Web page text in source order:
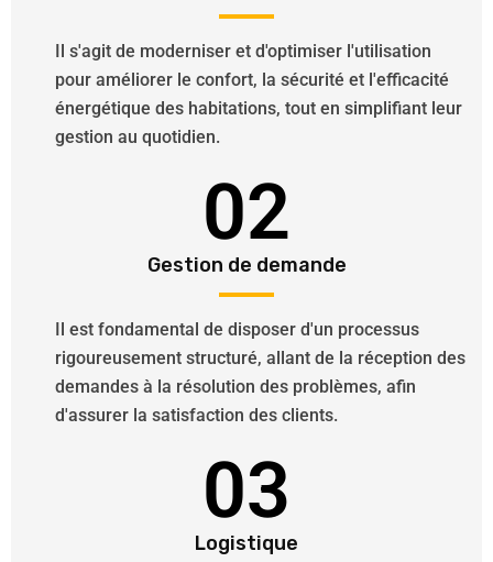
Il s'agit de moderniser et d'optimiser l'utilisation
pour améliorer le confort, la sécurité et l'efficacité
énergétique des habitations, tout en simplifiant leur
gestion au quotidien.
02
Gestion de demande
Il est fondamental de disposer d'un processus
rigoureusement structuré, allant de la réception des
demandes à la résolution des problèmes, afin
d'assurer la satisfaction des clients.
03
Logistique